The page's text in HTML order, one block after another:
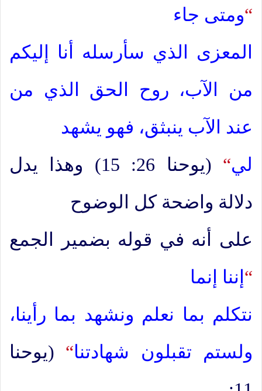
“ومتى جاء
المعزى الذي سأرسله أنا إليكم
من الآب، روح الحق الذي من
عند الآب ينبثق، فهو يشهد
لي“
(يوحنا 26: 15) وهذا يدل
دلالة واضحة كل الوضوح
على أنه في قوله بضمير الجمع
“ إننا إنما
نتكلم بما نعلم ونشهد بما رأينا،
ولستم تقبلون شهادتنا“ (يوحنا